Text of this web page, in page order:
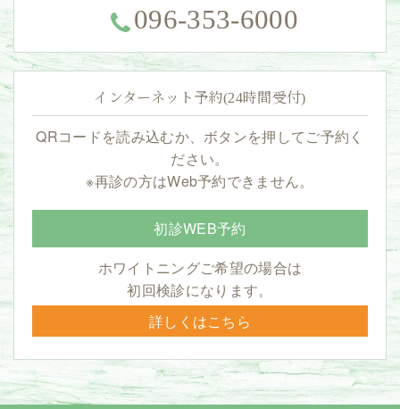
096-353-6000
インターネット予約(24時間受付)
QRコードを読み込むか、ボタンを押してご予約く
ださい。
※再診の方はWeb予約できません。
初診WEB予約
ホワイトニングご希望の場合は
初回検診になります。
詳しくはこちら